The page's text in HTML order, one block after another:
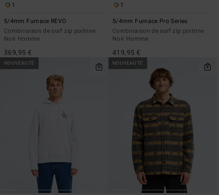
1
5/4mm Furnace REVO
Combinaison de surf zip poitrine
Noir Homme
369,95 €
1
5/4mm Furnace Pro Series
Combinaison de surf zip poitrine
Noir Homme
419,95 €
NOUVEAUTÉ NOUVEAUTÉ